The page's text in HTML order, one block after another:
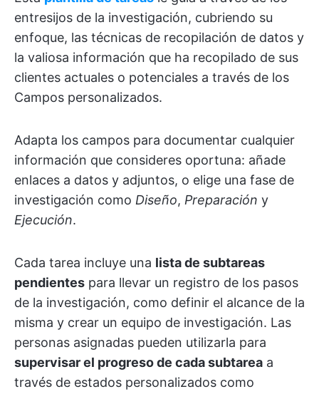
entresijos de la investigación, cubriendo su
enfoque, las técnicas de recopilación de datos y
la valiosa información que ha recopilado de sus
clientes actuales o potenciales a través de los
Campos personalizados.
Adapta los campos para documentar cualquier
información que consideres oportuna: añade
enlaces a datos y adjuntos, o elige una fase de
investigación como Diseño, Preparación y
Ejecución.
Cada tarea incluye una lista de subtareas
pendientes para llevar un registro de los pasos
de la investigación, como definir el alcance de la
misma y crear un equipo de investigación. Las
personas asignadas pueden utilizarla para
supervisar el progreso de cada subtarea a
través de estados personalizados como